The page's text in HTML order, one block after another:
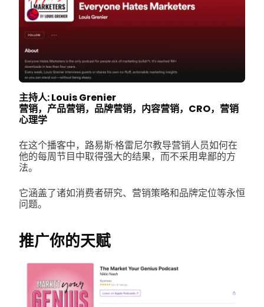
主持人: Louis Grenier
营销，产品营销，品牌营销，内容营销，CRO，营销
心理学
在这个播客中，路易斯·格雷尼尔教导营销人员如何在
他的每周节目中取得强大的结果，而不采用卑鄙的方
法。
它涵盖了诸如消费者研究、营销策略和品牌定位等永恒
问题。
推广你的天赋